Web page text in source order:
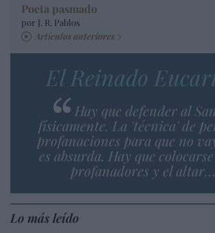
Poeta pasmado
por J. R. Pablos
Artículos anteriores
El Reinado
Hay que defender al
físicamente. La 'técnica' de
profanaciones para que no
es absurda. Hay que
profanadores y el altar…
Lo más leído